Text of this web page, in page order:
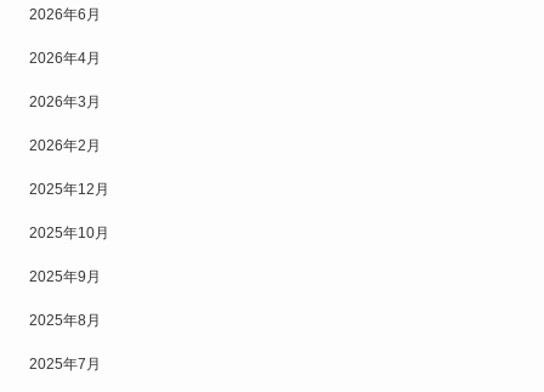
2026年6月
2026年4月
2026年3月
2026年2月
2025年12月
2025年10月
2025年9月
2025年8月
2025年7月